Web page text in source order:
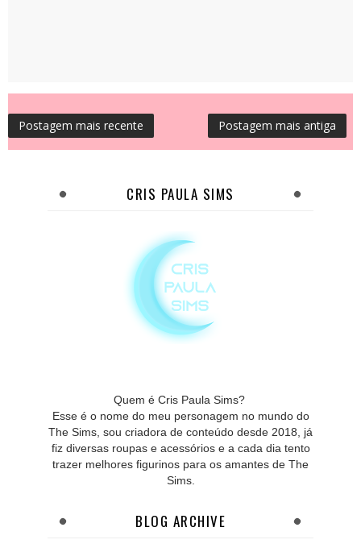
Postagem mais recente Postagem mais antiga
CRIS PAULA SIMS
Quem é Cris Paula Sims?
Esse é o nome do meu personagem no mundo do
The Sims, sou criadora de conteúdo desde 2018, já
fiz diversas roupas e acessórios e a cada dia tento
trazer melhores figurinos para os amantes de The
Sims.
BLOG ARCHIVE